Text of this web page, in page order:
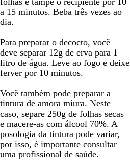
a 15 minutos. Beba três vezes ao
dia.
Para preparar o decocto, você
deve separar 12g de erva para 1
litro de água. Leve ao fogo e deixe
ferver por 10 minutos.
Você também pode preparar a
tintura de amora miura. Neste
caso, separe 250g de folhas secas
e macere-as com álcool 70%. A
posologia da tintura pode variar,
por isso, é importante consultar
uma profissional de saúde.